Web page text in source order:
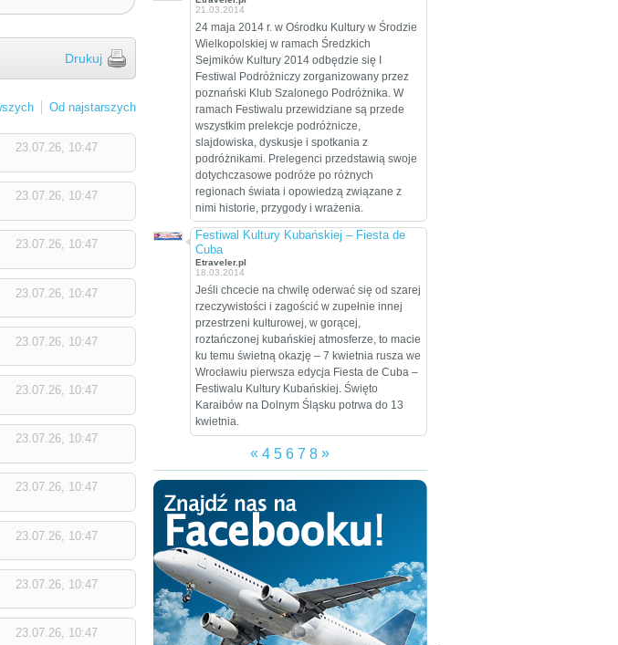
Drukuj
Od najstarszych
23.07.26, 10:47
23.07.26, 10:47
23.07.26, 10:47
23.07.26, 10:47
23.07.26, 10:47
23.07.26, 10:47
23.07.26, 10:47
23.07.26, 10:47
23.07.26, 10:47
23.07.26, 10:47
23.07.26, 10:47
Zjednoczone, które
zamierzają przejechać
wzdłuż i wszerz w
trakcie dwumiesięcznej
eskapady.
21.03.2014
24 maja 2014 r. w Ośrodku Kultury w Środzie
Wielkopolskiej w ramach Średzkich
Sejmików Kultury 2014 odbędzie się I
Festiwal Podróżniczy zorganizowany przez
poznański Klub Szalonego Podróżnika. W
ramach Festiwalu przewidziane są przede
wszystkim prelekcje podróżnicze,
slajdowiska, dyskusje i spotkania z
podróżnikami. Prelegenci przedstawią swoje
dotychczasowe podróże po różnych
regionach świata i opowiedzą związane z
nimi historie, przygody i wrażenia.
Festiwal Kultury Kubańskiej – Fiesta de
Cuba
Etraveler.pl
18.03.2014
Jeśli chcecie na chwilę oderwać się od szarej
rzeczywistości i zagościć w zupełnie innej
przestrzeni kulturowej, w gorącej,
roztańczonej kubańskiej atmosferze, to macie
ku temu świetną okazję – 7 kwietnia rusza we
Wrocławiu pierwsza edycja Fiesta de Cuba –
Festiwalu Kultury Kubańskiej. Święto
Karaibów na Dolnym Śląsku potrwa do 13
kwietnia.
« 4 5 6 7 8 »